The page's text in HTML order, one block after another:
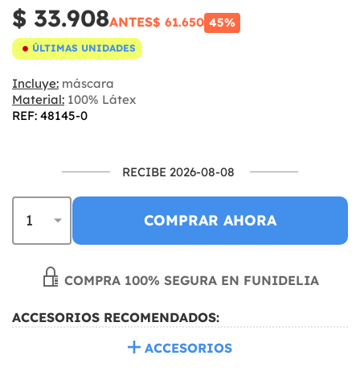
$ 33.908ANTES$ 61.650 45%
ÚLTIMAS UNIDADES
Incluye: máscara
Material: 100% Látex
REF: 48145-0
RECIBE 2026-08-08
COMPRAR AHORA
COMPRA 100% SEGURA EN FUNIDELIA
ACCESORIOS RECOMENDADOS:
ACCESORIOS